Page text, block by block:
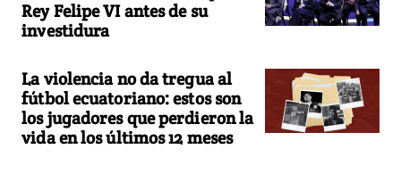
Rey Felipe VI antes de su
investidura
La violencia no da tregua al
fútbol ecuatoriano: estos son
los jugadores que perdieron la
vida en los últimos 12 meses